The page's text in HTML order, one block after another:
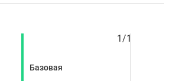
Базовая
1/1